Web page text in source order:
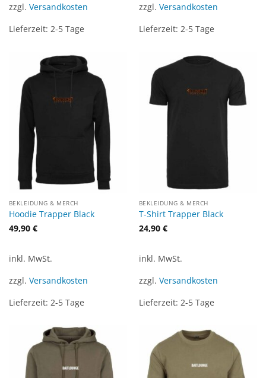
zzgl. Versandkosten
Lieferzeit: 2-5 Tage
zzgl. Versandkosten
Lieferzeit: 2-5 Tage
BEKLEIDUNG & MERCH
Hoodie Trapper Black
49,90 €
inkl. MwSt.
zzgl. Versandkosten
Lieferzeit: 2-5 Tage
BEKLEIDUNG & MERCH
T-Shirt Trapper Black
24,90 €
inkl. MwSt.
zzgl. Versandkosten
Lieferzeit: 2-5 Tage